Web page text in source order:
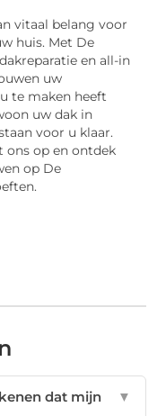
vitaal belang voor
huis. Met De
en all-in
uw
te maken heeft
uw dak in
voor u klaar.
ons op en ontdek
op De
dat mijn
▼